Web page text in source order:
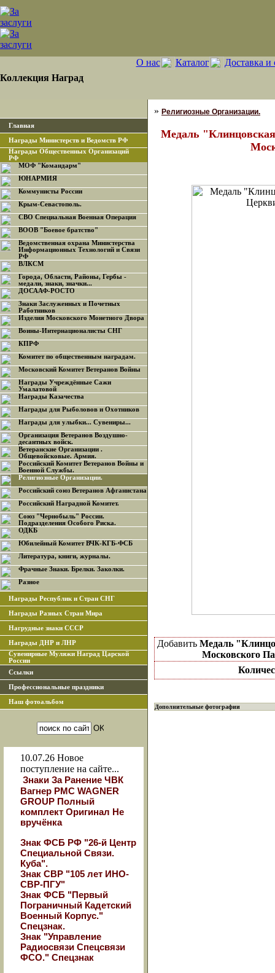
Коллекция Наград
О нас Каталог Доставка и
Главная
Награды Министерств и Ведомств РФ
Награды Общественных Организаций
РФ
МОФ "Командарм"
ЮНАРМИЯ
Коммунисты России
Крым-Севастополь.
СВО Специальная Военная Операция
ВООВ "Боевое братство"
Ведомственная охрана Министерства
Информационных Технологий и Связи
РФ
ВЛКСМ
Города, Области, Районы, Гербы -
медали, знаки, значки...
ДОСААФ-РОСТО
Знаки Заслуженных и Почетных
Работников
Изделия Московского Монетного Двора
Воины-Интернационалисты СНГ
КПРФ
Комитет по общественным наградам.
Московский Комитет Ветеранов Войны
Награды Учреждённые Сажи
Умалатовой
Награды Казачества
Награды для Рыболовов и Охотников
Награды для улыбки... Сувениры...
Организация Ветеранов Воздушно-
десантных войск.
Ветеранские Организации .
Общевойсковые. Армия.
Российский Комитет Ветеранов Войны и
Военной Службы.
Религиозные Организации.
Российский союз Ветеранов Афганистана
Российский Наградной Комитет.
Союз "Чернобыль" России.
Подразделения Особого Риска.
ОДКБ
Юбилейный Комитет ВЧК-КГБ-ФСБ
Литература, книги, журналы.
Фрачные Знаки. Брелки. Заколки.
Разное
Награды Республик и Стран СНГ
Награды Разных Стран Мира
Нагрудные знаки СССР
Награды ДНР и ЛНР
Сувенирные Муляжи Наград Царской
России
Ссылки
Профессиональные праздники
Наш фотоальбом
10.07.26 Новое
поступление на сайте...
Знаки За Ранение ЧВК
Вагнер РМС WAGNER
GROUP Полный
комплект Оригинал Не
вручёнка
Знак ФСБ РФ "26-й Центр
Специальной Связи.
Куба".
Знак СВР "105 лет ИНО-
СВР-ПГУ"
Знак ФСБ "Первый
Пограничный Кадетский
Военный Корпус."
Спецзнак.
Знак "Управление
Радиосвязи Спецсвязи
ФСО." Спецзнак
» Религиозные Организации.
Медаль
Добавить Медаль
Московского
Дополнительные фотографии